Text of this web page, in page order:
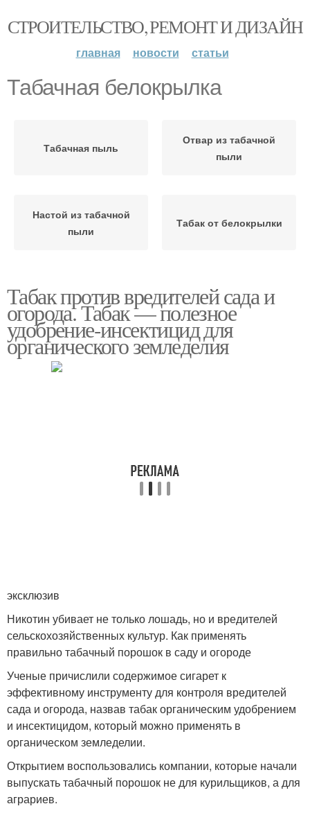
СТРОИТЕЛЬСТВО, РЕМОНТ И ДИЗАЙН
главная новости статьи
Табачная белокрылка
Табачная пыль
Отвар из табачной
пыли
Настой из табачной
пыли
Табак от белокрылки
Табак против вредителей сада и
огорода. Табак — полезное
удобрение-инсектицид для
органического земледелия
эксклюзив
Никотин убивает не только лошадь, но и вредителей
сельскохозяйственных культур. Как применять
правильно табачный порошок в саду и огороде
Ученые причислили содержимое сигарет к
эффективному инструменту для контроля вредителей
сада и огорода, назвав табак органическим удобрением
и инсектицидом, который можно применять в
органическом земледелии.
Открытием воспользовались компании, которые начали
выпускать табачный порошок не для курильщиков, а для
аграриев.